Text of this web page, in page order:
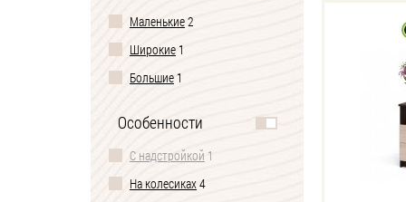
Маленькие2
Широкие 1
Большие 1
Особенности
С надстройкой 1
На колесиках4